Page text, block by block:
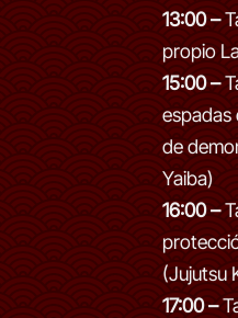
13:00 –
propio
15:00 –
espadas
de
Yaiba)
16:00 –
(Jujutsu
17:00 –